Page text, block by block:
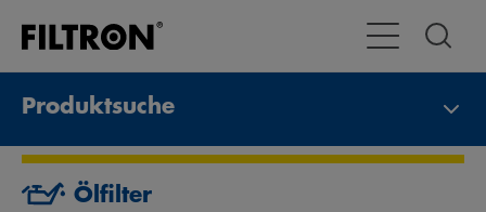
Toggle
Produktsuche
Ölfilter